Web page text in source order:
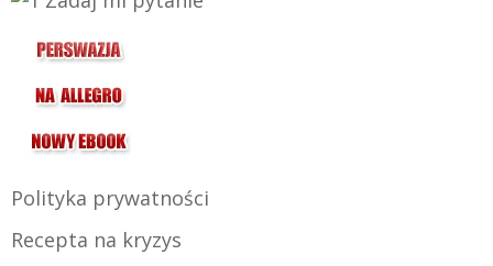
Polityka prywatności
Recepta na kryzys